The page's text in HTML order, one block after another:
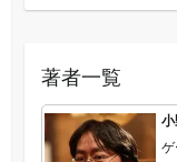
著者一覧
小
ゲ